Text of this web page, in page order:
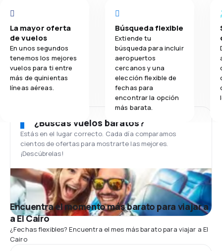
La mayor oferta
de vuelos
En unos segundos
tenemos los mejores
vuelos para ti entre
más de quinientas
líneas aéreas.
Búsqueda flexible
Extiende tu
búsqueda para incluir
aeropuertos
cercanos y una
elección flexible de
fechas para
encontrar la opción
más barata.
¿Buscas vuelos baratos?
Estás en el lugar correcto. Cada día comparamos
cientos de ofertas para mostrarte las mejores.
¡Descúbrelas!
Encuentra el momento más barato para viajar a
a El Cairo
¿Fechas flexibles? Encuentra el mes más barato para viajar a El
Cairo